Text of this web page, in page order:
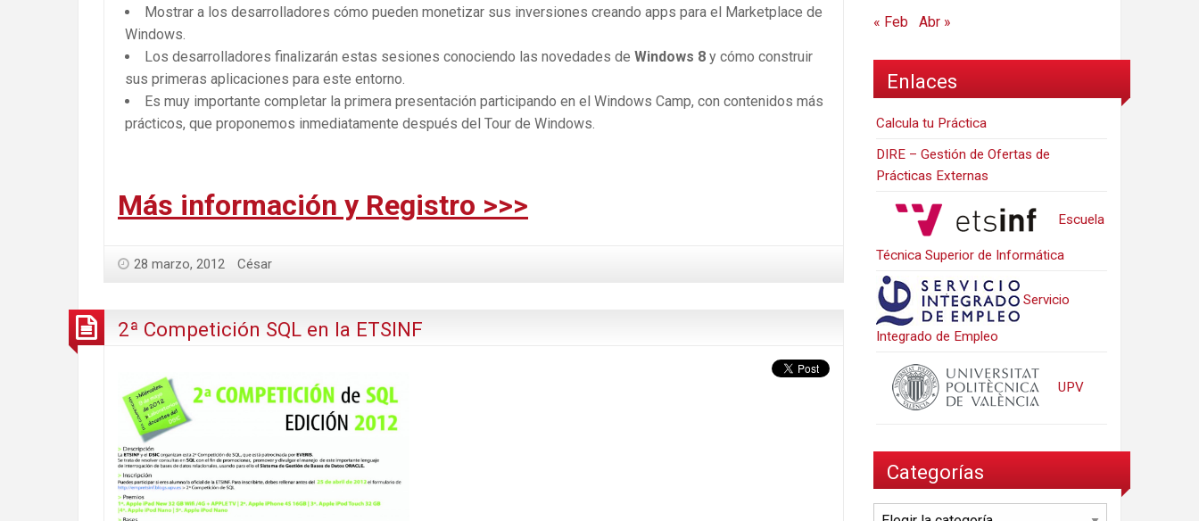
Mostrar a los desarrolladores cómo pueden monetizar sus inversiones creando apps para el Marketplace de
Windows.
Los desarrolladores finalizarán estas sesiones conociendo las novedades de Windows 8 y cómo construir
sus primeras aplicaciones para este entorno.
Es muy importante completar la primera presentación participando en el Windows Camp, con contenidos más
prácticos, que proponemos inmediatamente después del Tour de Windows.
Más información y Registro >>>
28 marzo, 2012 César
2ª Competición SQL en la ETSINF
« Feb Abr »
Enlaces
Calcula tu Práctica
DIRE – Gestión de Ofertas de
Prácticas Externas
Escuela
Técnica Superior de Informática
Servicio
Integrado de Empleo
UPV
Categorías
Categorías